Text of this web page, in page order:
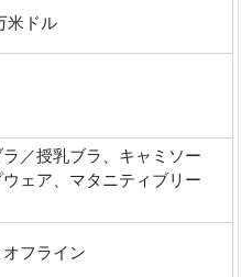
米ドル
／授乳ブラ、キャミソー
ェア、マタニティブリー
フライン